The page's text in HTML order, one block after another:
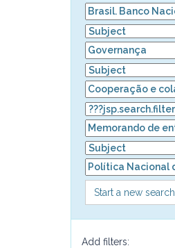
Start a new search
Add filters: